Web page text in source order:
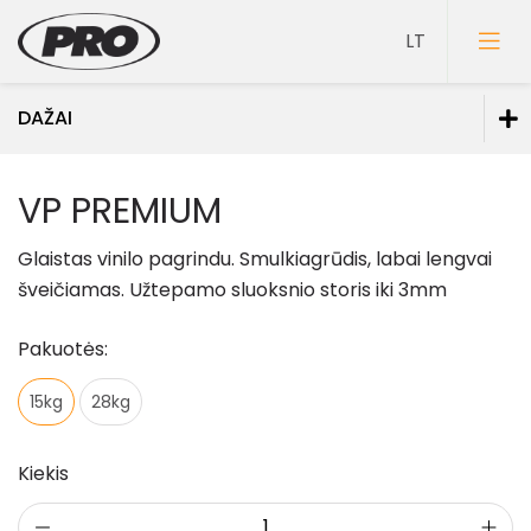
DAŽAI
Dažai luboms
Dažai medienai
Faktūriniai dažai
Dažai metalui
Dažai mineraliniams fasadams
Specialios paskirties dažai
VP PREMIUM
Glaistas vinilo pagrindu. Smulkiagrūdis, labai lengvai
šveičiamas. Užtepamo sluoksnio storis iki 3mm
Pakuotės:
15kg 28kg
Kiekis